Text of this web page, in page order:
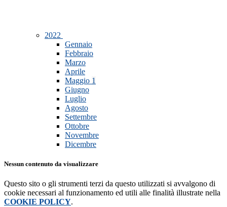
2022
Gennaio
Febbraio
Marzo
Aprile
Maggio 1
Giugno
Luglio
Agosto
Settembre
Ottobre
Novembre
Dicembre
Nessun contenuto da visualizzare
Questo sito o gli strumenti terzi da questo utilizzati si avvalgono di
cookie necessari al funzionamento ed utili alle finalità illustrate nella
COOKIE POLICY.